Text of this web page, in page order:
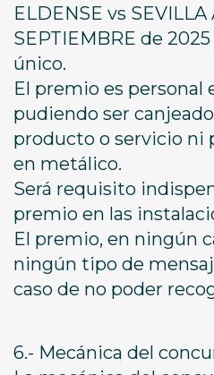
ELDENSE vs SEVILLA
SEPTIEMBRE de
único.
El premio es personal
pudiendo ser
producto o servicio ni
en metálico.
Será requisito
premio en las
El premio, en ningún
ningún tipo de
caso de no poder
6.- Mecánica del